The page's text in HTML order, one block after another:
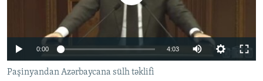
KARIKATURA
AZƏRBAYCAN ƏDƏBIYYATI KITABXANASI
İSLAM VƏ DEMOKRATIYA
İZ - MƏDƏNIYYƏT PROQRAMI
PEŞƏ ETIKASI VƏ JURNALISTIKA STANDARTLARIMIZ
MATERIALLARIMIZDAN ISTIFADƏ
AZADLIQRADIOSU MOBIL TELEFONUNUZDA
RFE/RL-in bütün saytları
0:00 4:03
Paşinyandan Azərbaycana sülh təklifi